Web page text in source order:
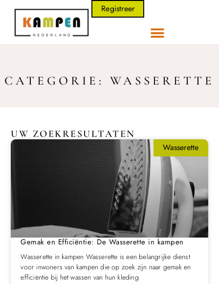
Registreer
CATEGORIE: WASSERETTE
UW ZOEKRESULTATEN
Wasserette
Gemak en Efficiëntie: De Wasserette in kampen
Wasserette in kampen Wasserette is een belangrijke dienst
voor inwoners van kampen die op zoek zijn naar gemak en
efficiëntie bij het wassen van hun kleding